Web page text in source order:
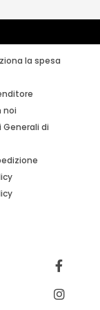
la spesa
noi
di